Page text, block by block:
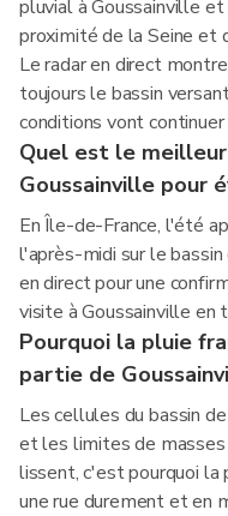
pluvial à Goussainville
proximité de la Seine et
Le radar en direct
toujours le bassin
conditions vont
Quel est le
Goussainville pour
En Île-de-France, l'été
l'après-midi sur le
en direct pour une
visite à Goussainville en
Pourquoi la pluie
partie de
Les cellules du bassin
et les limites de masses
lissent, c'est pourquoi la
une rue durement et en